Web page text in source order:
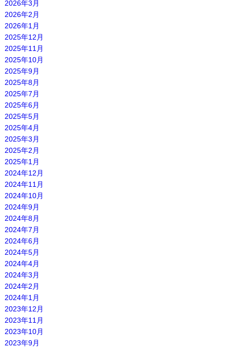
2026年3月
2026年2月
2026年1月
2025年12月
2025年11月
2025年10月
2025年9月
2025年8月
2025年7月
2025年6月
2025年5月
2025年4月
2025年3月
2025年2月
2025年1月
2024年12月
2024年11月
2024年10月
2024年9月
2024年8月
2024年7月
2024年6月
2024年5月
2024年4月
2024年3月
2024年2月
2024年1月
2023年12月
2023年11月
2023年10月
2023年9月